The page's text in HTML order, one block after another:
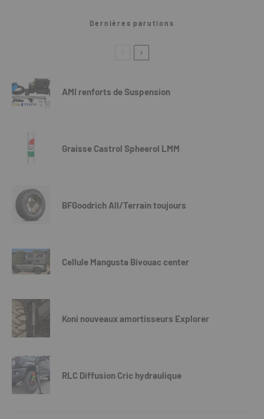
Dernières parutions
AMI renforts de Suspension
Graisse Castrol Spheerol LMM
BFGoodrich All/Terrain toujours
Cellule Mangusta Bivouac center
Koni nouveaux amortisseurs Explorer
RLC Diffusion Cric hydraulique